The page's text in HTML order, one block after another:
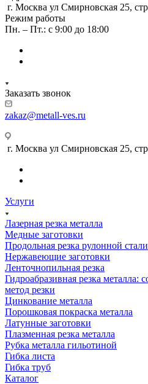
г. Москва ул Смирновская 25,
Режим работы
Пн. – Пт.: с 9:00 до 18:00
Заказать звонок
zakaz@metall-ves.ru
г. Москва ул Смирновская 25,
Услуги
Лазерная резка металла
Медные заготовки
Продольная резка рулонной стали
Нержавеющие заготовки
Ленточнопильная резка
Гидроабразивная резка
метод резки
Цинкование металла
Порошковая покраска металла
Латунные заготовки
Плазменная резка металла
Рубка металла гильотиной
Гибка листа
Гибка труб
Каталог